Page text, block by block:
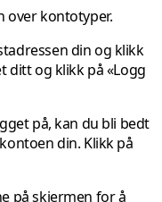
over kontotyper.
din og klikk
ditt og klikk på «Logg
på, kan du bli bedt
din. Klikk på
på skjermen for å